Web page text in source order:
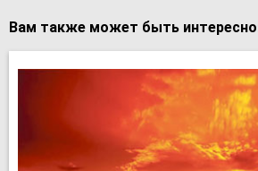
Вам также может быть